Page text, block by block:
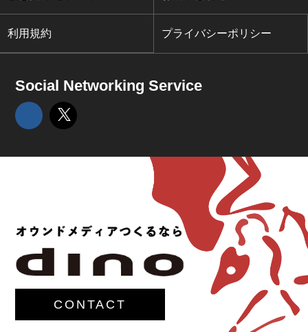
利用規約 プライバシーポリシー
Social Networking Service
CONTACT